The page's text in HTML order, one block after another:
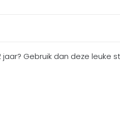
Gebruik dan deze leuke